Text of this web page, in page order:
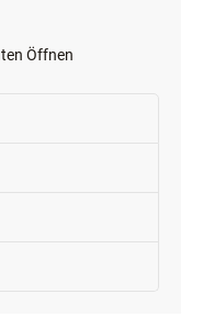
Öffnen